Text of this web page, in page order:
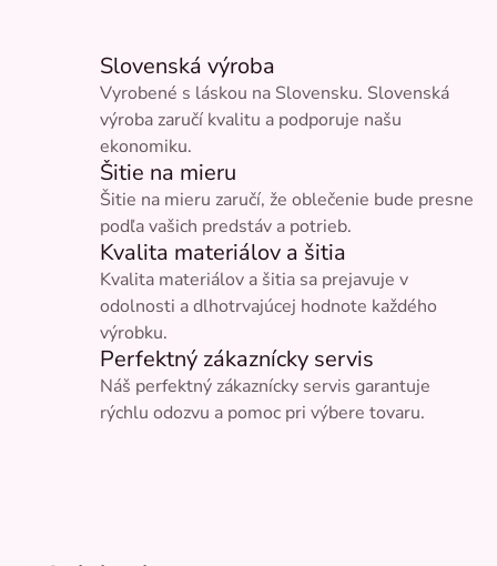
Slovenská výroba
Vyrobené s láskou na Slovensku. Slovenská
výroba zaručí kvalitu a podporuje našu
ekonomiku.
Šitie na mieru
Šitie na mieru zaručí, že oblečenie bude presne
podľa vašich predstáv a potrieb.
Kvalita materiálov a šitia
Kvalita materiálov a šitia sa prejavuje v
odolnosti a dlhotrvajúcej hodnote každého
výrobku.
Perfektný zákaznícky servis
Náš perfektný zákaznícky servis garantuje
rýchlu odozvu a pomoc pri výbere tovaru.